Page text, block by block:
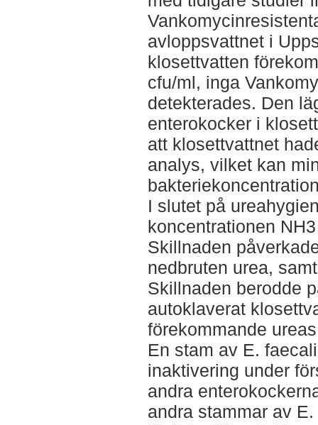
avloppsvattnet i
klosettvatten
cfu/ml, inga
detekterades. Den
enterokocker i
att klosettvattnet
analys, vilket kan
I slutet på
koncentrationen
Skillnaden
nedbruten urea,
Skillnaden berodde
autoklaverat
förekommande
En stam av E.
inaktivering under
andra
andra stammar av